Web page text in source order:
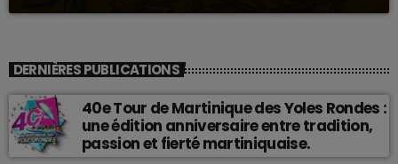
DERNIÈRES PUBLICATIONS
40e Tour de Martinique des Yoles Rondes :
une édition anniversaire entre tradition,
passion et fierté martiniquaise.